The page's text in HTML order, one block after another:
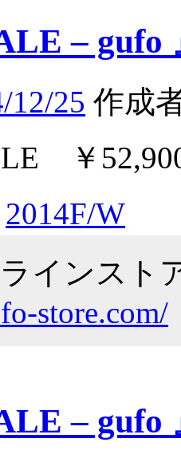
– gufo
12/25 作成
￥
2014F/W
インスト
store.com/
– gufo